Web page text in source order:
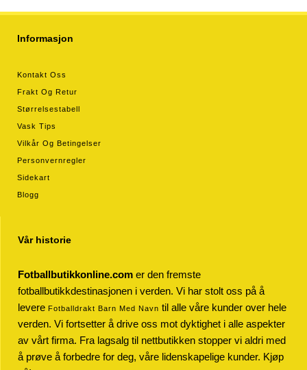
Informasjon
Kontakt Oss
Frakt Og Retur
Størrelsestabell
Vask Tips
Vilkår Og Betingelser
Personvernregler
Sidekart
Blogg
Vår historie
Fotballbutikkonline.com er den fremste
fotballbutikkdestinasjonen i verden. Vi har stolt oss på å
levere Fotballdrakt Barn Med Navn til alle våre kunder over hele
verden. Vi fortsetter å drive oss mot dyktighet i alle aspekter
av vårt firma. Fra lagsalg til nettbutikken stopper vi aldri med
å prøve å forbedre for deg, våre lidenskapelige kunder. Kjøp